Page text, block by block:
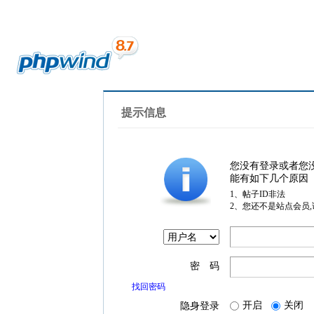
提示信息
您没有登录或者您
能有如下几个原因
1、帖子ID非法
2、您还不是站点会员
密 码
找回密码
隐身登录 开启 关闭